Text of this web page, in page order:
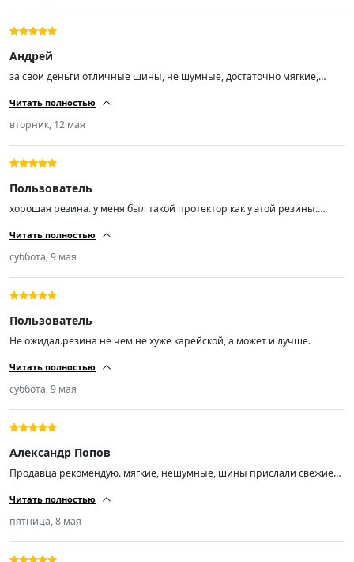
Андрей
за свои деньги отличные шины, не шумные, достаточно мягкие,
Читать полностью
вторник, 12 мая
Пользователь
хорошая резина. у меня был такой протектор как у этой резины.
доволен.спасибо.
Читать полностью
суббота, 9 мая
Пользователь
Не ожидал.резина не чем не хуже карейской, а может и лучше.
Читать полностью
суббота, 9 мая
Александр Попов
Продавца рекомендую. мягкие, нешумные, шины прислали свежие
Читать полностью
пятница, 8 мая